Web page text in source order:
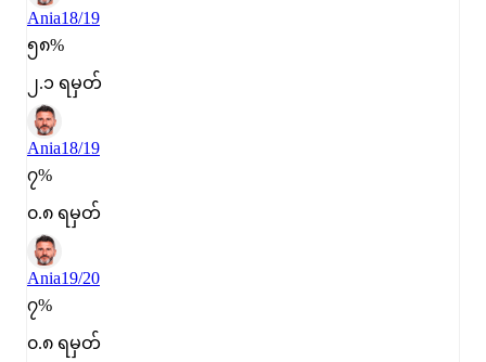
Ania18/19
၅၈%
၂.၁ ရမှတ်
Ania18/19
၇%
၀.၈ ရမှတ်
Ania19/20
၇%
၀.၈ ရမှတ်